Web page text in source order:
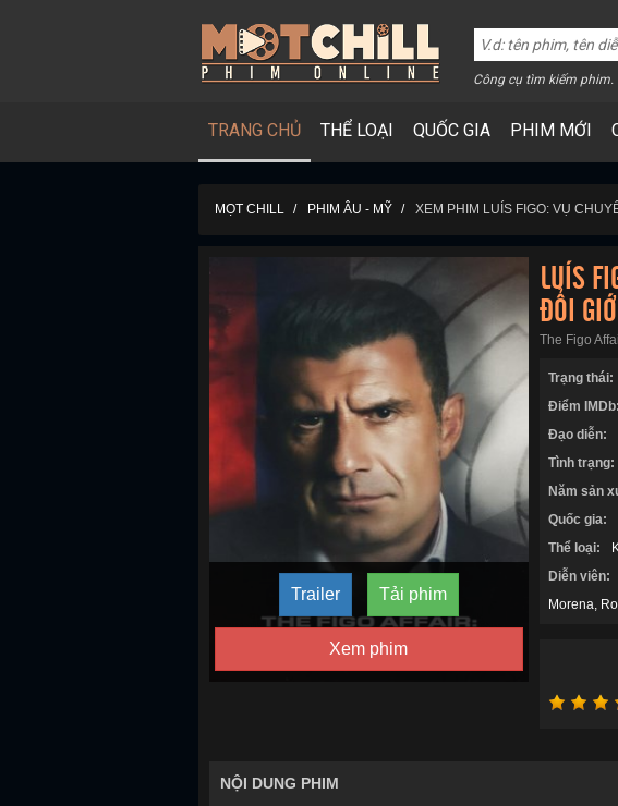
Công cụ tìm kiếm phim.
TRANG CHỦ THỂ LOẠI QUỐC GIA PHIM MỚI
MỌT CHILL PHIM ÂU - MỸ XEM PHIM LUÍS FIGO: VỤ
Trailer Tải phim
Xem phim
LUÍS
ĐỔI
The Figo
Trạng thái:
Điểm IMDb:
Đạo diễn:
Tình trạng:
Năm sản
Quốc gia:
Thể loại:
Diễn viên:
Morena
NỘI DUNG PHIM